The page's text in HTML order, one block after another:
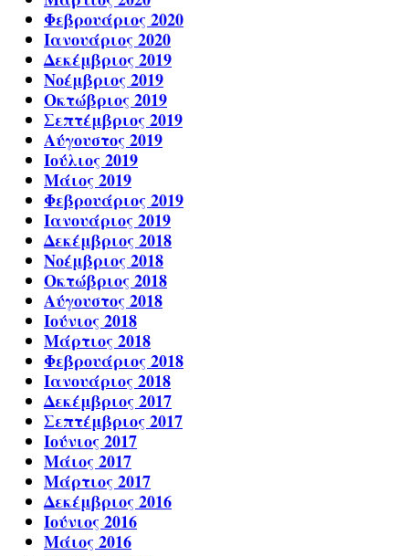
Φεβρουάριος 2020
Ιανουάριος 2020
Δεκέμβριος 2019
Νοέμβριος 2019
Οκτώβριος 2019
Σεπτέμβριος 2019
Αύγουστος 2019
Ιούλιος 2019
Μάιος 2019
Φεβρουάριος 2019
Ιανουάριος 2019
Δεκέμβριος 2018
Νοέμβριος 2018
Οκτώβριος 2018
Αύγουστος 2018
Ιούνιος 2018
Μάρτιος 2018
Φεβρουάριος 2018
Ιανουάριος 2018
Δεκέμβριος 2017
Σεπτέμβριος 2017
Ιούνιος 2017
Μάιος 2017
Μάρτιος 2017
Δεκέμβριος 2016
Ιούνιος 2016
Μάιος 2016